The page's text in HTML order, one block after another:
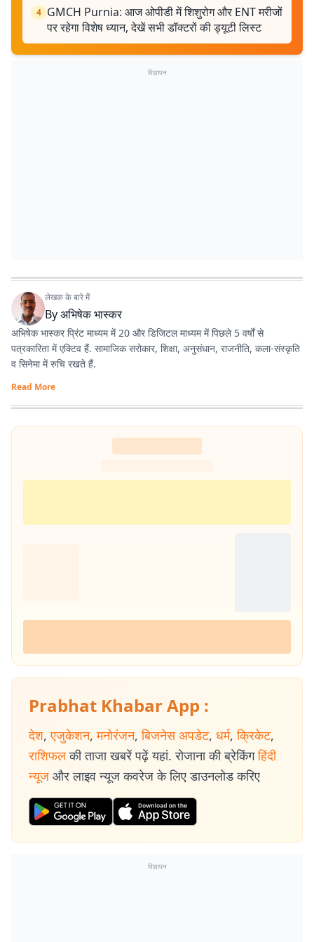
4 GMCH Purnia: आज ओपीडी में शिशुरोग और ENT मरीजों
पर रहेगा विशेष ध्यान, देखें सभी डॉक्टरों की ड्यूटी लिस्ट
विज्ञापन
लेखक के बारे में
Byअभिषेक भास्कर
अभिषेक भास्कर प्रिंट माध्यम में 20 और डिजिटल माध्यम में पिछले 5 वर्षों से
पत्रकारिता में एक्टिव हैं. सामाजिक सरोकार, शिक्षा, अनुसंधान, राजनीति, कला-संस्कृति
व सिनेमा में रुचि रखते हैं.
Read More
Prabhat Khabar App :
देश, एजुकेशन, मनोरंजन, बिजनेस अपडेट, धर्म, क्रिकेट,
राशिफल की ताजा खबरें पढ़ें यहां. रोजाना की ब्रेकिंग हिंदी
न्यूज और लाइव न्यूज कवरेज के लिए डाउनलोड करिए
विज्ञापन